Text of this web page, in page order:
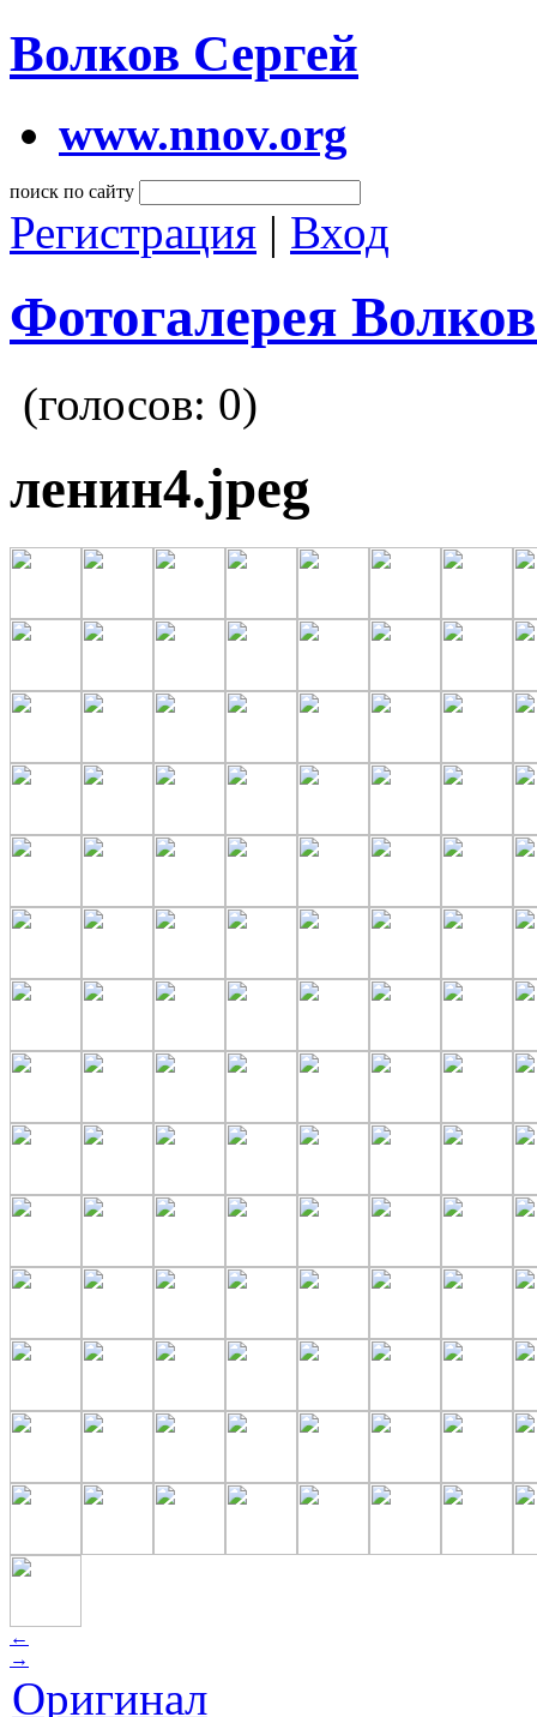
Волков Сергей
www.nnov.org
поиск по сайту
Регистрация | Вход
Фотогалерея
(голосов: 0)
ленин4.jpeg
←
→
Оригинал